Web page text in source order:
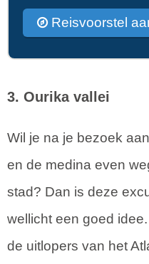
Reisvoorstel
3. Ourika vallei
Wil je na je bezoek
en de medina even
stad? Dan is deze
wellicht een goed
de uitlopers van het